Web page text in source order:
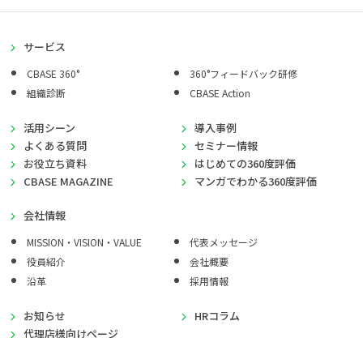
サービス
CBASE 360°
360°フィードバック研修
組織診断
CBASE Action
活用シーン
導入事例
よくある質問
セミナー情報
お役立ち資料
はじめての360度評価
CBASE MAGAZINE
マンガでわかる360度評価
会社情報
MISSION・VISION・VALUE
代表メッセージ
役員紹介
会社概要
沿革
採用情報
お知らせ
HRコラム
代理店様向けページ